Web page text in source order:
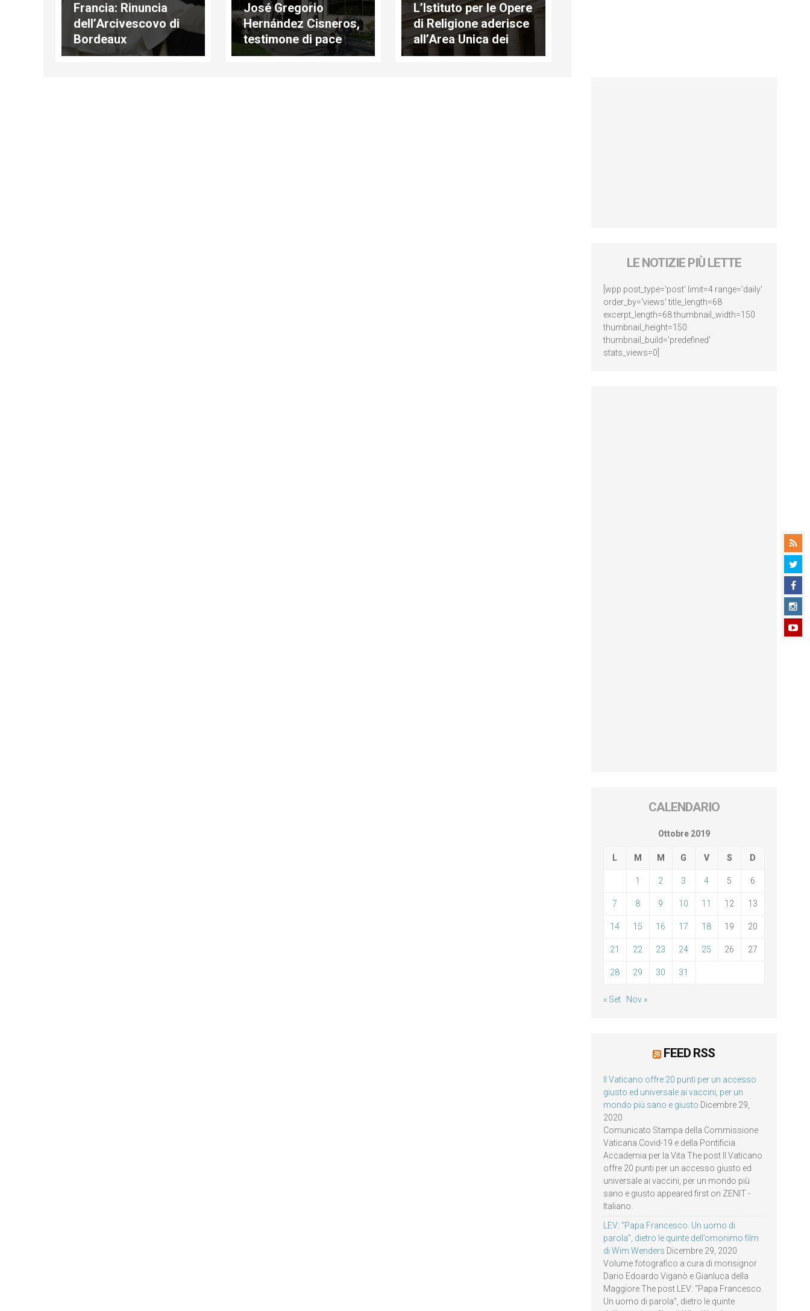
Francia: Rinuncia
dell’Arcivescovo di
Bordeaux
José Gregorio
Hernández Cisneros,
testimone di pace
L’Istituto per le Opere
di Religione aderisce
all’Area Unica dei
Pagamenti in €uro
LE NOTIZIE PIÙ LETTE
[wpp post_type='post' limit=4 range='daily'
order_by='views' title_length=68
excerpt_length=68 thumbnail_width=150
thumbnail_height=150
thumbnail_build='predefined'
stats_views=0]
CALENDARIO
Ottobre 2019
L M M G V S D
1 2 3 4 5 6
7 8 9 10 11 12 13
14 15 16 17 18 19 20
21 22 23 24 25 26 27
28 29 30 31
« Set Nov »
FEED RSS
Il Vaticano offre 20 punti per un accesso
giusto ed universale ai vaccini, per un
mondo più sano e giusto Dicembre 29,
2020
Comunicato Stampa della Commissione
Vaticana Covid-19 e della Pontificia
Accademia per la Vita The post Il Vaticano
offre 20 punti per un accesso giusto ed
universale ai vaccini, per un mondo più
sano e giusto appeared first on ZENIT -
Italiano.
LEV: “Papa Francesco. Un uomo di
parola”, dietro le quinte dell’omonimo film
di Wim Wenders Dicembre 29, 2020
Volume fotografico a cura di monsignor
Dario Edoardo Viganò e Gianluca della
Maggiore The post LEV: “Papa Francesco.
Un uomo di parola”, dietro le quinte